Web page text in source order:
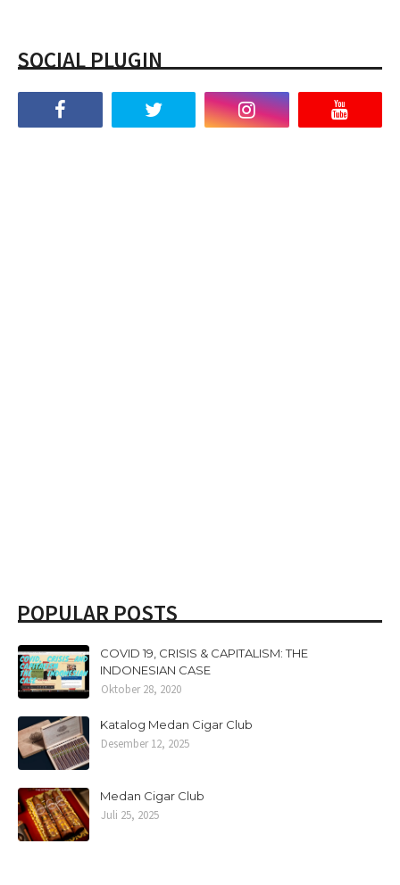
SOCIAL PLUGIN
POPULAR POSTS
COVID 19, CRISIS & CAPITALISM: THE
INDONESIAN CASE
Oktober 28, 2020
Katalog Medan Cigar Club
Desember 12, 2025
Medan Cigar Club
Juli 25, 2025